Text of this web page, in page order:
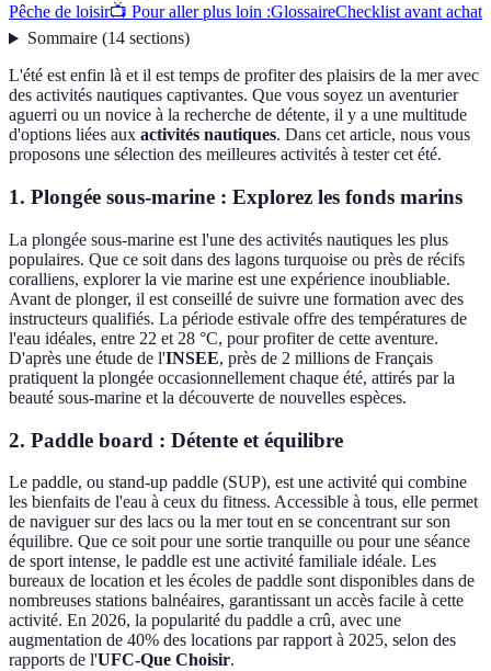
Pêche de loisir📺 Pour aller plus loin :GlossaireChecklist avant achat
Sommaire(14 sections)
L'été est enfin là et il est temps de profiter des plaisirs de la mer avec
des activités nautiques captivantes. Que vous soyez un aventurier
aguerri ou un novice à la recherche de détente, il y a une multitude
d'options liées aux activités nautiques. Dans cet article, nous vous
proposons une sélection des meilleures activités à tester cet été.
1. Plongée sous-marine : Explorez les fonds marins
La plongée sous-marine est l'une des activités nautiques les plus
populaires. Que ce soit dans des lagons turquoise ou près de récifs
coralliens, explorer la vie marine est une expérience inoubliable.
Avant de plonger, il est conseillé de suivre une formation avec des
instructeurs qualifiés. La période estivale offre des températures de
l'eau idéales, entre 22 et 28 °C, pour profiter de cette aventure.
D'après une étude de l'INSEE, près de 2 millions de Français
pratiquent la plongée occasionnellement chaque été, attirés par la
beauté sous-marine et la découverte de nouvelles espèces.
2. Paddle board : Détente et équilibre
Le paddle, ou stand-up paddle (SUP), est une activité qui combine
les bienfaits de l'eau à ceux du fitness. Accessible à tous, elle permet
de naviguer sur des lacs ou la mer tout en se concentrant sur son
équilibre. Que ce soit pour une sortie tranquille ou pour une séance
de sport intense, le paddle est une activité familiale idéale. Les
bureaux de location et les écoles de paddle sont disponibles dans de
nombreuses stations balnéaires, garantissant un accès facile à cette
activité. En 2026, la popularité du paddle a crû, avec une
augmentation de 40% des locations par rapport à 2025, selon des
rapports de l'UFC-Que Choisir.